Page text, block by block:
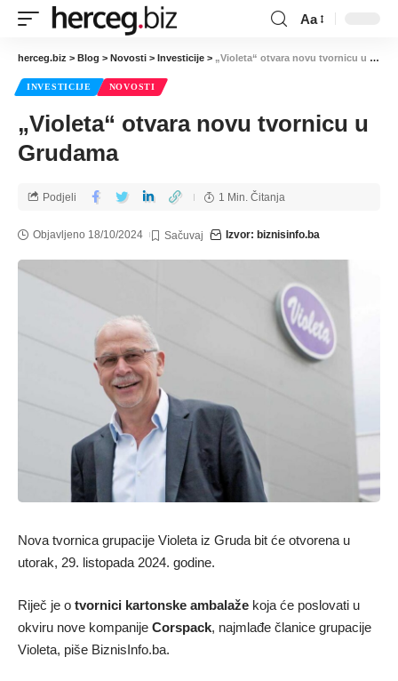
Aa
herceg.biz > Blog > Novosti > Investicije > „Violeta“ otvara novu tvornicu u Grudama
INVESTICIJE NOVOSTI
„Violeta“ otvara novu tvornicu u
Grudama
Objavljeno 18/10/2024 Izvor: biznisinfo.ba
Podjeli 1 Min. Čitanja
Nova tvornica grupacije Violeta iz Gruda bit će otvorena u
utorak, 29. listopada 2024. godine.
Riječ je o tvornici kartonske ambalaže koja će poslovati u
okviru nove kompanije Corspack, najmlađe članice grupacije
Violeta, piše BiznisInfo.ba.